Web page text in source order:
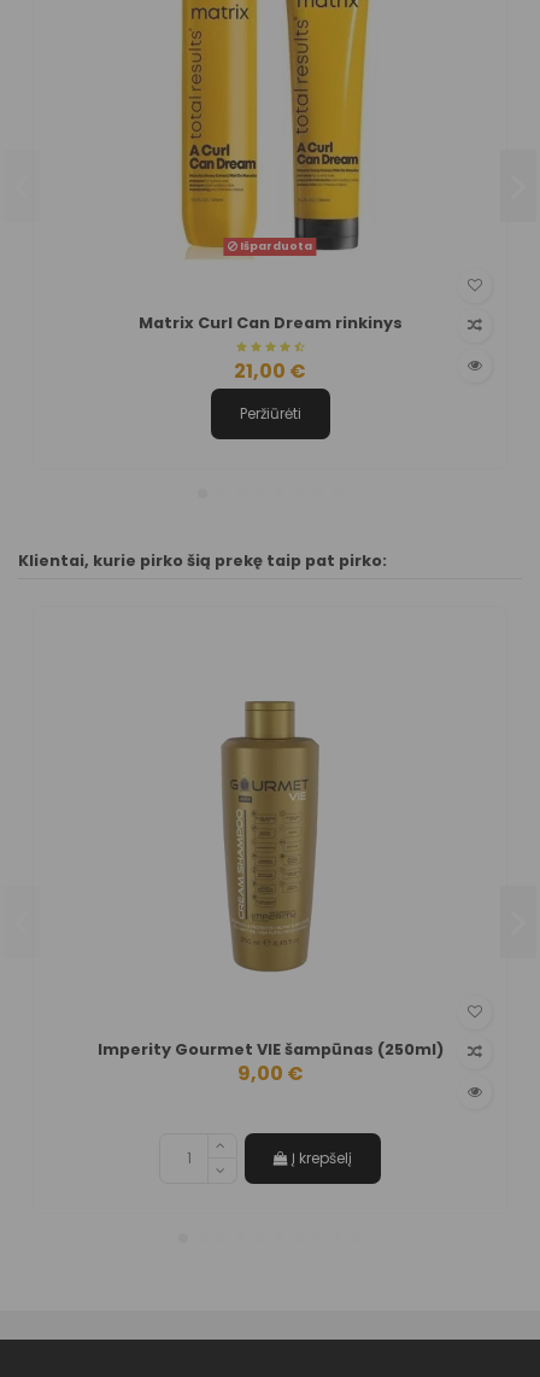
Išparduota
Matrix Curl Can Dream rinkinys
21,00 €
Peržiūrėti
Klientai, kurie pirko šią prekę taip pat pirko:
Imperity Gourmet VIE šampūnas (250ml)
9,00 €
Į krepšelį